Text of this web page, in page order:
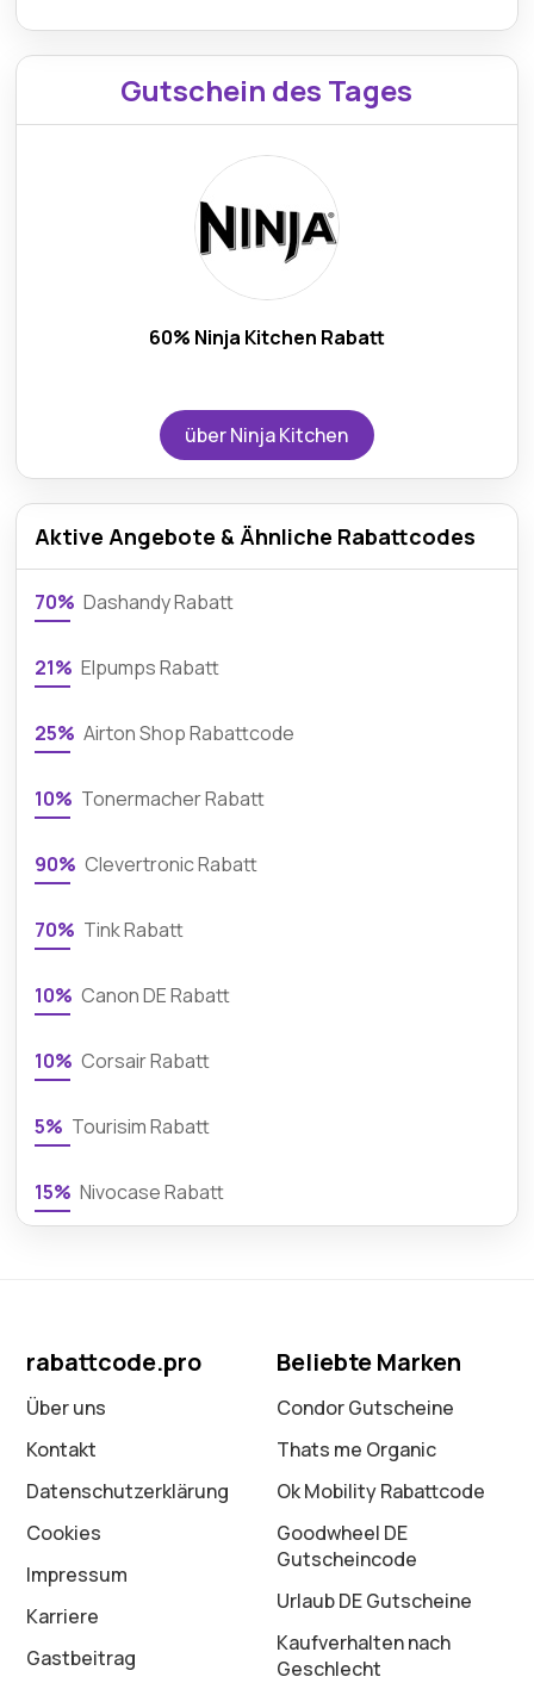
Gutschein des Tages
60% Ninja Kitchen Rabatt
über Ninja Kitchen
Aktive Angebote & Ähnliche Rabattcodes
70% Dashandy Rabatt
21% Elpumps Rabatt
25% Airton Shop Rabattcode
10% Tonermacher Rabatt
90% Clevertronic Rabatt
70% Tink Rabatt
10% Canon DE Rabatt
10% Corsair Rabatt
5% Tourisim Rabatt
15% Nivocase Rabatt
rabattcode.pro
Über uns
Kontakt
Datenschutz­erklärung
Cookies
Impressum
Karriere
Gastbeitrag
Beliebte Marken
Condor Gutscheine
Thats me Organic
Ok Mobility Rabattcode
Goodwheel DE
Gutscheincode
Urlaub DE Gutscheine
Kaufverhalten nach
Geschlecht